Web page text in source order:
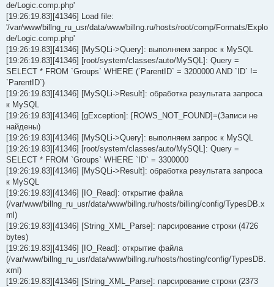
de/Logic.comp.php'
[19:26:19.83][41346] Load file:
'/var/www/billng_ru_usr/data/www/billng.ru/hosts/root/comp/Formats/Explo
de/Logic.comp.php'
[19:26:19.83][41346] [MySQLi->Query]: выполняем запрос к MySQL
[19:26:19.83][41346] [root/system/classes/auto/MySQL]: Query =
SELECT * FROM `Groups` WHERE (`ParentID` = 3200000 AND `ID` !=
`ParentID`)
[19:26:19.83][41346] [MySQLi->Result]: обработка результата запроса
к MySQL
[19:26:19.83][41346] [gException]: [ROWS_NOT_FOUND]=(Записи не
найдены)
[19:26:19.83][41346] [MySQLi->Query]: выполняем запрос к MySQL
[19:26:19.83][41346] [root/system/classes/auto/MySQL]: Query =
SELECT * FROM `Groups` WHERE `ID` = 3300000
[19:26:19.83][41346] [MySQLi->Result]: обработка результата запроса
к MySQL
[19:26:19.83][41346] [IO_Read]: открытие файла
(/var/www/billng_ru_usr/data/www/billng.ru/hosts/billing/config/TypesDB.x
ml)
[19:26:19.83][41346] [String_XML_Parse]: парсирование строки (4726
bytes)
[19:26:19.83][41346] [IO_Read]: открытие файла
(/var/www/billng_ru_usr/data/www/billng.ru/hosts/hosting/config/TypesDB.
xml)
[19:26:19.83][41346] [String_XML_Parse]: парсирование строки (2373